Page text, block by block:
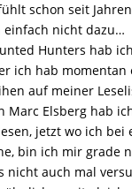
schon seit
einfach nicht dazu…
Hunters hab
ich hab momentan
auf meiner
Marc Elsberg hab
jetzt wo ich bei
bin ich mir grade
nicht auch mal